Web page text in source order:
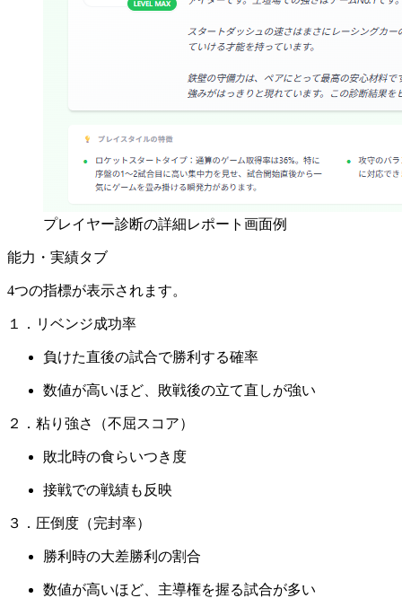
プレイヤー診断の詳細レポート画面例
能力・実績タブ
4つの指標が表示されます。
１．リベンジ成功率
負けた直後の試合で勝利する確率
数値が高いほど、敗戦後の立て直しが強い
２．粘り強さ（不屈スコア）
敗北時の食らいつき度
接戦での戦績も反映
３．圧倒度（完封率）
勝利時の大差勝利の割合
数値が高いほど、主導権を握る試合が多い